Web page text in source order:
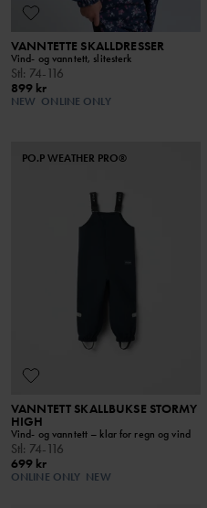
VANNTETTE SKALLDRESSER
Vind- og vanntett, slitesterk
Stl: 74-116
899 kr
NEW ONLINE ONLY
PO.P WEATHER PRO®
VANNTETT SKALLBUKSE STORMY
HIGH
Vind- og vanntett – klar for regn og vind
Stl: 74-116
699 kr
ONLINE ONLY NEW